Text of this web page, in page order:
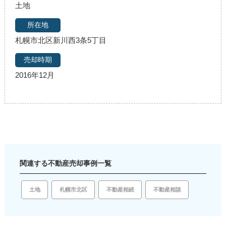
土地
札幌市北区新川西3条5丁目
2016年12月
関連する不動産売却事例一覧
土地 札幌市北区 不動産相続 不動産相談